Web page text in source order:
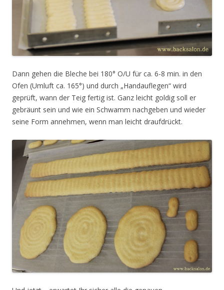
Dann gehen die Bleche bei 180° O/U für ca. 6-8 min. in den
Ofen (Umluft ca. 165°) und durch „Handauflegen“ wird
geprüft, wann der Teig fertig ist. Ganz leicht goldig soll er
gebräunt sein und wie ein Schwamm nachgeben und wieder
seine Form annehmen, wenn man leicht draufdrückt.